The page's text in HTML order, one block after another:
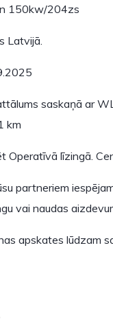
150kw/204zs
Latvijā.
saskaņā ar
km
Operatīvā līzingā.
partneriem
vai naudas
apskates lūdzam